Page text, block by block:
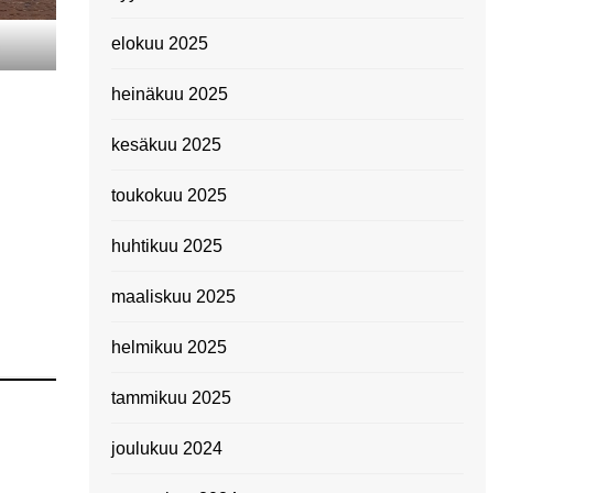
elokuu 2025
heinäkuu 2025
kesäkuu 2025
toukokuu 2025
huhtikuu 2025
maaliskuu 2025
helmikuu 2025
tammikuu 2025
joulukuu 2024